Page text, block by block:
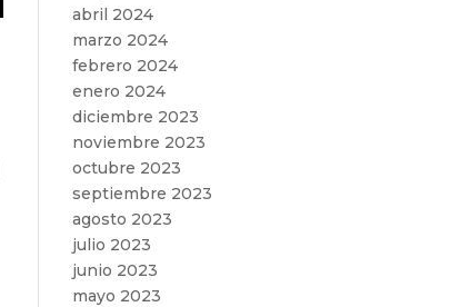
abril 2024
marzo 2024
febrero 2024
enero 2024
diciembre 2023
noviembre 2023
octubre 2023
septiembre 2023
agosto 2023
julio 2023
junio 2023
mayo 2023